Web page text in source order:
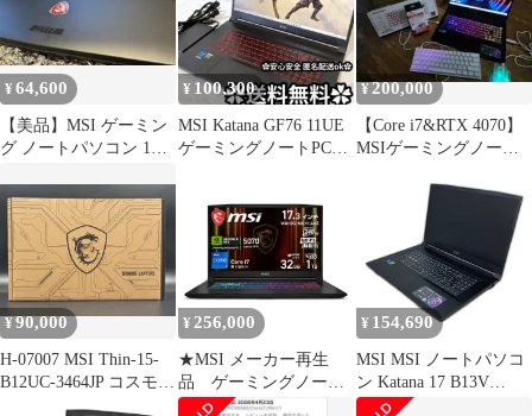
K3259JP](メーカー3か
月保証)
¥64,600
【美品】MSI ゲーミン
グ ノートパソコン 1TB
¥ 100,300
MSI Katana GF76 11UE
ゲーミングノートPC
¥200,000
【Core i7&RTX 4070】
MSIゲーミングノート
¥90,000
H-07007 MSI Thin-15-
B12UC-3464JP コスモス
¥ 256,000
★MSI メーカー再生
品 ゲーミングノート
Katana 17 HX B14WGK-
¥ 154,690
MSI MSI ノートパソコ
ン Katana 17 B13V
Windows11 home Core i7